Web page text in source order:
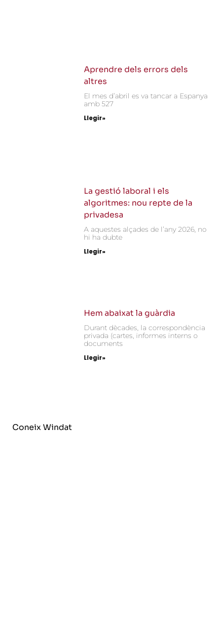
Aprendre dels errors dels
altres
El mes d’abril es va tancar a Espanya
amb 527
Llegir»
La gestió laboral i els
algoritmes: nou repte de la
privadesa
A aquestes alçades de l’any 2026, no
hi ha dubte
Llegir»
Hem abaixat la guàrdia
Durant dècades, la correspondència
privada (cartes, informes interns o
documents
Llegir»
Coneix Windat